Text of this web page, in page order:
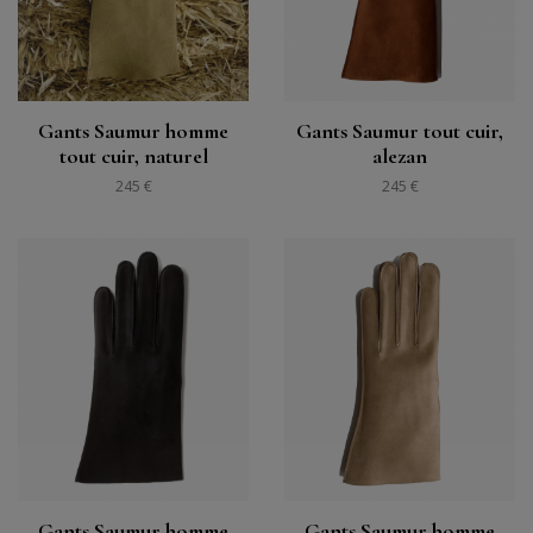
Gants Saumur homme
tout cuir, naturel
245 €
Gants Saumur tout cuir,
alezan
245 €